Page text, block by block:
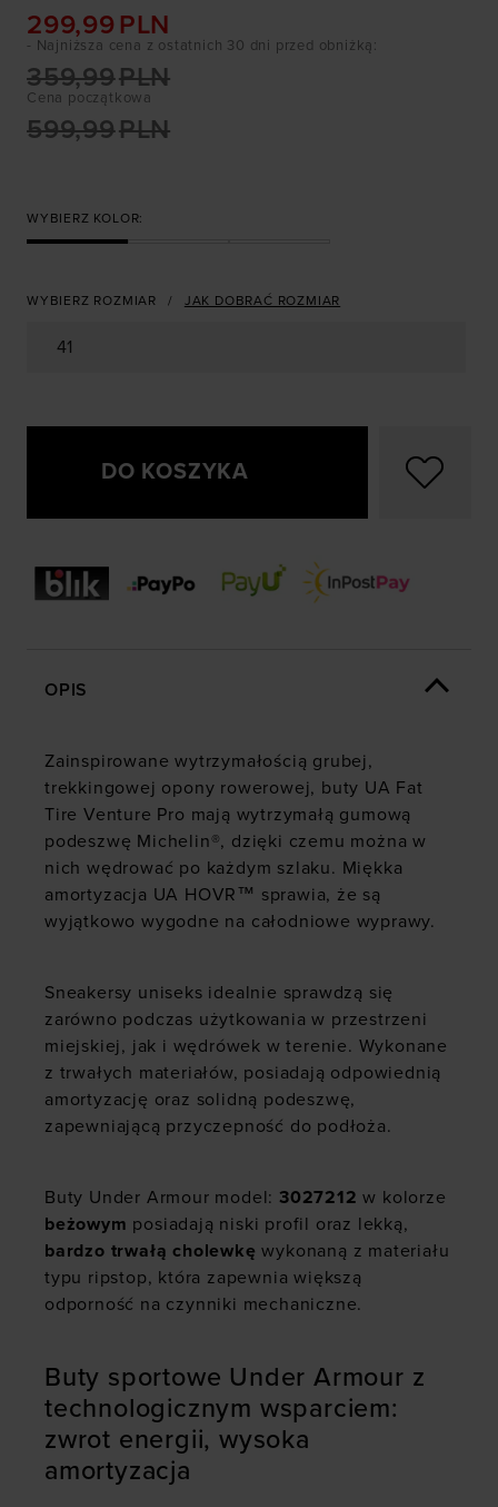
299,99 PLN
Cena początkowa
599,99PLN
359,99PLN
- Najniższa cena z ostatnich 30 dni przed obniżką:
WYBIERZ KOLOR:
WYBIERZ ROZMIAR JAK DOBRAĆ ROZMIAR
41
DO KOSZYKA
OPIS
Zainspirowane wytrzymałością grubej,
trekkingowej opony rowerowej, buty UA Fat
Tire Venture Pro mają wytrzymałą gumową
podeszwę Michelin®, dzięki czemu można w
nich wędrować po każdym szlaku. Miękka
amortyzacja UA HOVR™ sprawia, że są
wyjątkowo wygodne na całodniowe wyprawy.
Sneakersy uniseks idealnie sprawdzą się
zarówno podczas użytkowania w przestrzeni
miejskiej, jak i wędrówek w terenie. Wykonane
z trwałych materiałów, posiadają odpowiednią
amortyzację oraz solidną podeszwę,
zapewniającą przyczepność do podłoża.
Buty Under Armour model: 3027212 w kolorze
beżowym posiadają niski profil oraz lekką,
bardzo trwałą cholewkę wykonaną z materiału
typu ripstop, która zapewnia większą
odporność na czynniki mechaniczne.
Buty sportowe Under Armour z
technologicznym wsparciem:
zwrot energii, wysoka
amortyzacja